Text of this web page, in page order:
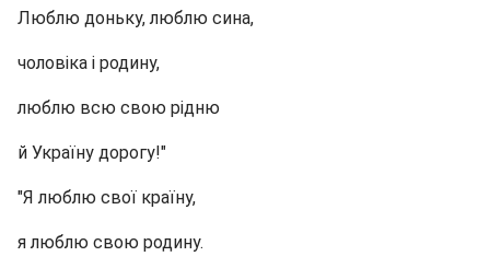
Люблю доньку, люблю сина,
чоловіка і родину,
люблю всю свою рідню
й Україну дорогу!"
"Я люблю свої країну,
я люблю свою родину.